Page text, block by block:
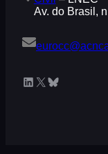
Av. do Brasil,
LinkedIn X Bluesky